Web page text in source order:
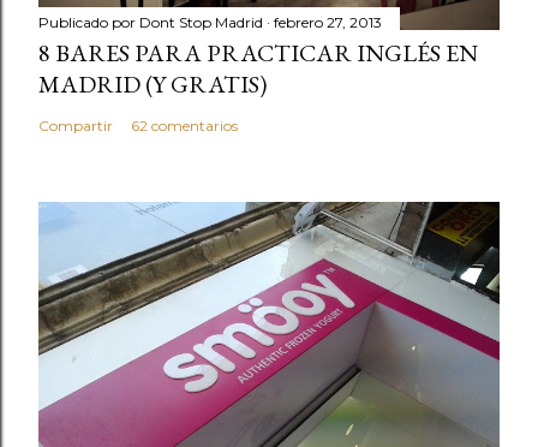
Publicado por Dont Stop Madrid febrero 27, 2013
8 BARES PARA PRACTICAR INGLÉS EN
MADRID (Y GRATIS)
Compartir 62 comentarios